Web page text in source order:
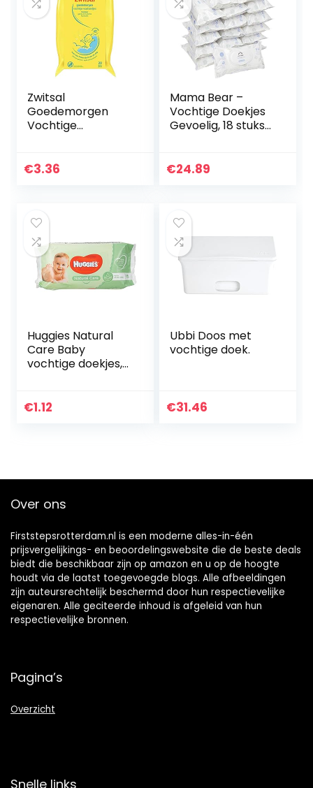
Zwitsal
Goedemorgen
Vochtige
€3.36
Mama Bear –
Vochtige Doekjes
Gevoelig, 18 stuks
€24.89
Huggies Natural
Care Baby
vochtige doekjes,
erp kan variëren)
€1.12
Ubbi Doos met
vochtige doek.
€31.46
Over ons
Firststepsrotterdam.nl is een moderne alles-in-één
prijsvergelijkings- en beoordelingswebsite die de beste deals
biedt die beschikbaar zijn op amazon en u op de hoogte
houdt via de laatst toegevoegde blogs. Alle afbeeldingen
zijn auteursrechtelijk beschermd door hun respectievelijke
eigenaren. Alle geciteerde inhoud is afgeleid van hun
respectievelijke bronnen.
Pagina’s
Overzicht
Snelle links